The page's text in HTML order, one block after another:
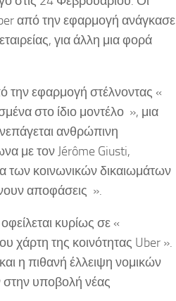
από την εφαρμογή ανάγκασε
για άλλη μια φορά
την εφαρμογή στέλνοντας «
στο ίδιο μοντέλο », μια
ανθρώπινη
με τον Jérôme Giusti,
των κοινωνικών δικαιωμάτων
αποφάσεις ».
κυρίως σε «
χάρτη της κοινότητας Uber ».
η πιθανή έλλειψη νομικών
στην υποβολή νέας